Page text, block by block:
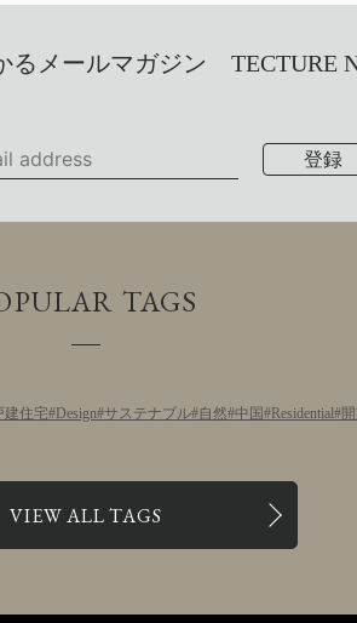
るメールマガジン TECTURE
TAGS
建住宅 Design サステナブル 自然 中国 Residential
VIEW ALL TAGS